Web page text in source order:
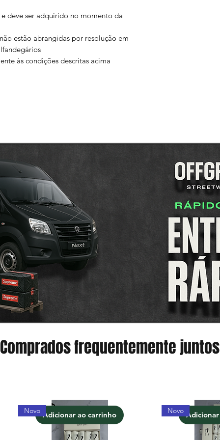
deve ser adquirido no momento da
estão abrangidas por resolução em
às condições descritas acima
Comprados frequentemente juntos
Adicionar ao carrinho
Novo Novo